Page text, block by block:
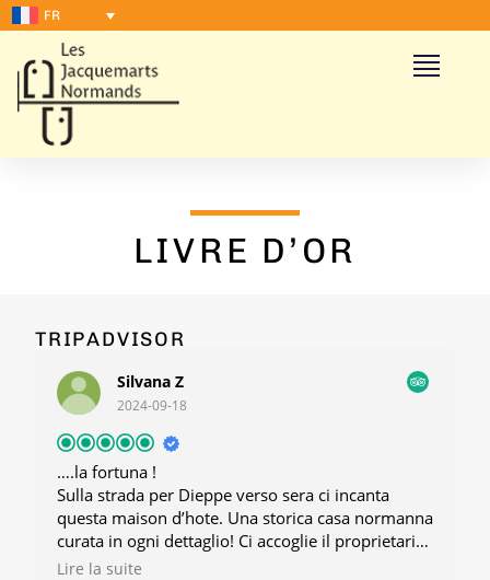
FR
LIVRE D’OR
TRIPADVISOR
Silvana Z
2024-09-18
….la fortuna !
Sulla strada per Dieppe verso sera ci incanta
questa maison d’hote. Una storica casa normanna
curata in ogni dettaglio! Ci accoglie il proprietario
gentilissimo e disponibile … un vero gentiluomo !
Lire la suite